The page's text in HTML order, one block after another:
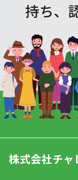
持ち、
株式会社チャ